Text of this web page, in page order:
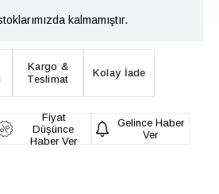
kalmamıştır.
Kargo &
Teslimat
Kolay İade
Fiyat
Düşünce
Haber Ver
Gelince Haber
Ver